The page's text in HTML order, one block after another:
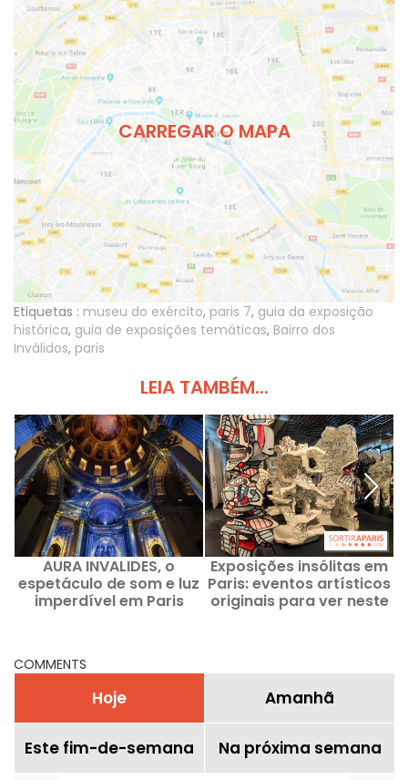
CARREGAR O MAPA
Etiquetas : museu do exército, paris 7, guia da exposição
histórica, guia de exposições temáticas, Bairro dos
Inválidos, paris
LEIA TAMBÉM...
AURA INVALIDES, o
espetáculo de som e luz
imperdível em Paris
Exposições insólitas em
Paris: eventos artísticos
originais para ver neste
COMMENTS
Hoje Amanhã
Este fim-de-semana Na próxima semana